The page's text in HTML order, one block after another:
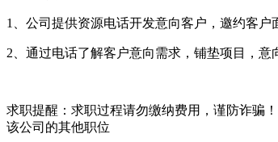
1 、公司提供资源电话开发意向客户，邀约客户
2 、通过电话了解客户意向需求，铺垫项目，意
求职提醒：求职过程请勿缴纳费用，谨防诈骗！
该公司的其他职位